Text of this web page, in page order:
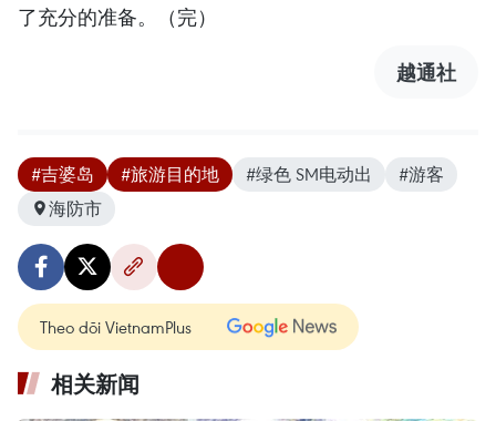
了充分的准备。（完）
越通社
#吉婆岛 #旅游目的地 #绿色 SM电动出
#游客
海防市
Theo dõi VietnamPlus
相关新闻